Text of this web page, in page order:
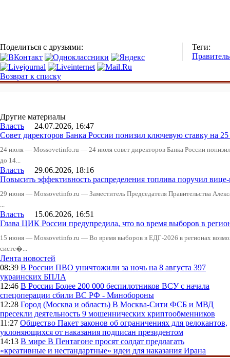
Поделиться с друзьями:
Теги:
Возврат к списку
Другие материалы
Власть 24.07.2026, 16:47
Совет директоров Банка России понизил ключевую ставку на
24 июля — Mossovetinfo.ru — 24 июля совет директоров Банка России
до 14...
Власть 29.06.2026, 18:16
Повысить эффективность распределения топлива поручил
29 июня — Mossovetinfo.ru — Заместитель Председателя Правительства
...
Власть 15.06.2026, 16:51
Глава ЦИК России предупредила, что во время выборов в
15 июня — Mossovetinfo.ru — Во время выборов в ЕДГ-2026 в регионах
систе�...
Лента новостей
08:39 В России ПВО уничтожили за ночь на 8 августа 397
украинских БПЛА
12:46 В России Более 200 000 беспилотников ВСУ с начала
спецоперации сбили ВС РФ - Минобороны
12:28 Город (Москва и область) В Москва-Сити ФСБ и МВД
пресекли деятельность 9 мошеннических криптообменников
11:27 Общество Пакет законов об ограничениях для релокантов,
уклоняющихся от наказания подписан президентом
14:13 В мире В Пентагоне просят солдат предлагать
«креативные и нестандартные» идеи для наказания Ирана